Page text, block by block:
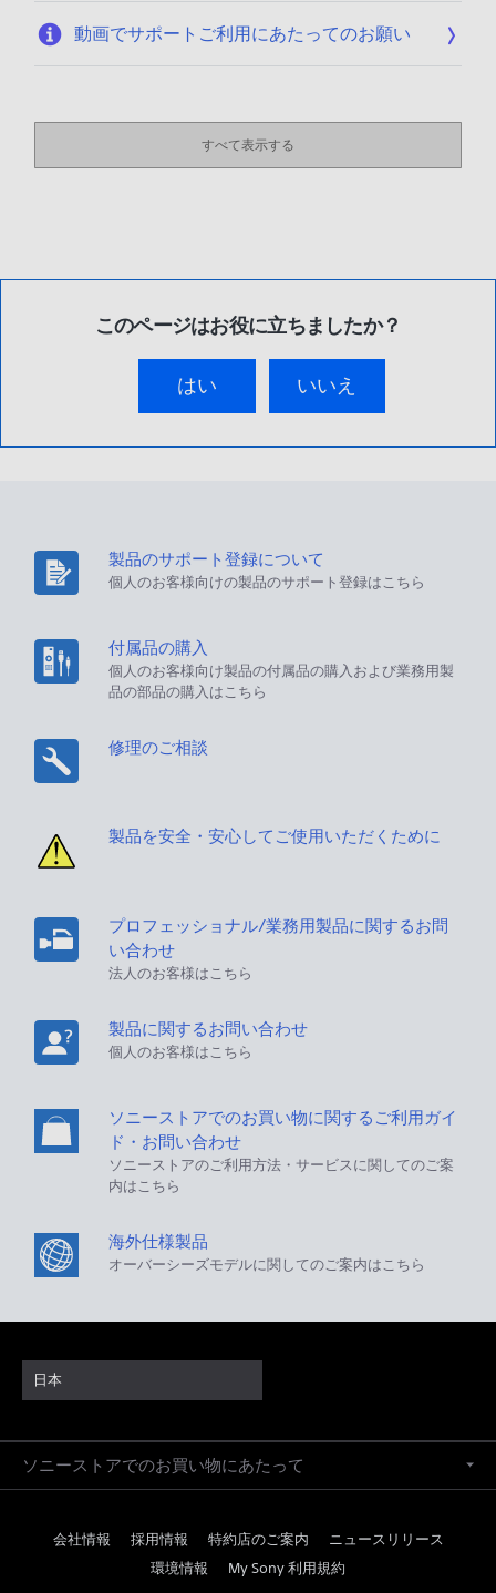
動画でサポートご利用にあたってのお願い
すべて表示する
このページはお役に立ちましたか？
はい いいえ
製品のサポート登録について
個人のお客様向けの製品のサポート登録はこちら
付属品の購入
個人のお客様向け製品の付属品の購入および業務用製
品の部品の購入はこちら
修理のご相談
製品を安全・安心してご使用いただくために
プロフェッショナル/業務用製品に関するお問
い合わせ
法人のお客様はこちら
製品に関するお問い合わせ
個人のお客様はこちら
ソニーストアでのお買い物に関するご利用ガイ
ド・お問い合わせ
ソニーストアのご利用方法・サービスに関してのご案
内はこちら
海外仕様製品
オーバーシーズモデルに関してのご案内はこちら
日本
ソニーストアでのお買い物にあたって
会社情報 採用情報 特約店のご案内
ニュースリリース
環境情報
My Sony 利用規約